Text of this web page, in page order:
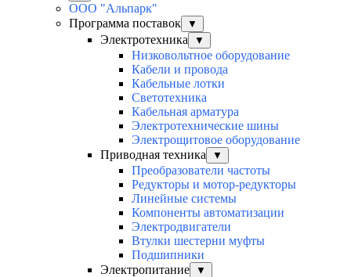
ООО "Альпарк"
Программа поставок
▼
Электротехника ▼
Низковольтное оборудование
Кабели и провода
Кабельные лотки
Светотехника
Кабельная арматура
Электротехнические шины
Электрощитовое оборудование
Приводная техника
▼
Преобразователи частоты
Редукторы и мотор-редукторы
Линейные системы
Компоненты автоматизации
Электродвигатели
Втулки шестерни муфты
Подшипники
Электропитание
▼